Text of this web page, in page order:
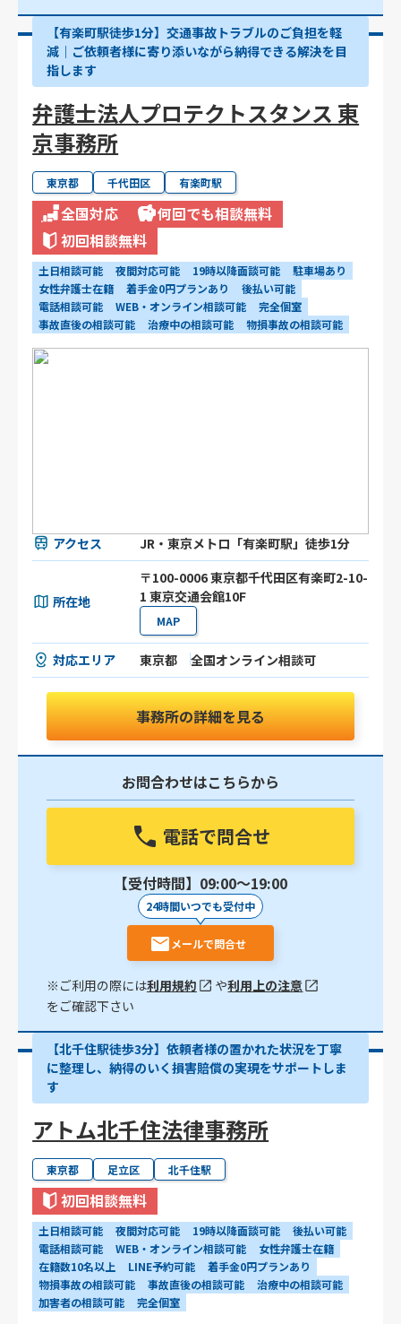
【有楽町駅徒歩1分】交通事故トラブルのご負担を軽
減｜ご依頼者様に寄り添いながら納得できる解決を目
指します
弁護士法人プロテクトスタンス 東
京事務所
東京都 千代田区 有楽町駅
全国対応
何回でも相談無料
初回相談無料
土日相談可能 夜間対応可能 19時以降面談可能
駐車場あり
女性弁護士在籍
着手金0円プランあり
後払い可能
電話相談可能
WEB・オンライン相談可能
完全個室
事故直後の相談可能
治療中の相談可能 物損事故の相談可能
アクセス JR・東京メトロ「有楽町駅」徒歩1分
所在地
〒100-0006 東京都千代田区有楽町2-10-
1 東京交通会館10F
MAP
対応エリア 東京都 全国オンライン相談可
事務所の詳細を見る
お問合わせはこちらから
電話で問合せ
【受付時間】09:00〜19:00
24時間いつでも受付中
メールで問合せ
※ご利用の際には利用規約 や利用上の注意
をご確認下さい
【北千住駅徒歩3分】依頼者様の置かれた状況を丁寧
に整理し、納得のいく損害賠償の実現をサポートしま
す
アトム北千住法律事務所
東京都 足立区 北千住駅
初回相談無料
土日相談可能 夜間対応可能 19時以降面談可能
後払い可能
電話相談可能
WEB・オンライン相談可能
女性弁護士在籍
在籍数10名以上
LINE予約可能
着手金0円プランあり
物損事故の相談可能
事故直後の相談可能
治療中の相談可能
加害者の相談可能
完全個室